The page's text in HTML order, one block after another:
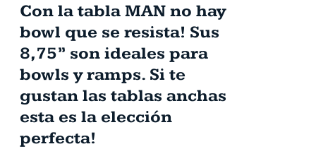
Con la tabla MAN no hay
bowl que se resista! Sus
8,75” son ideales para
bowls y ramps. Si te
gustan las tablas anchas
esta es la elección
perfecta!